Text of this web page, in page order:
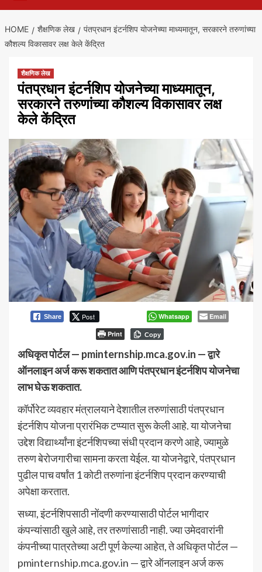
HOME शैक्षणिक लेख
पंतप्रधान इंटर्नशिप योजनेच्या माध्यमातून, सरकारने तरुणांच्या
कौशल्य विकासावर लक्ष केले केंद्रित
शैक्षणिक लेख
पंतप्रधान इंटर्नशिप योजनेच्या माध्यमातून,
सरकारने तरुणांच्या कौशल्य विकासावर लक्ष
केले केंद्रित
Share Post Whatsapp
Email
Print
Copy
अधिकृत पोर्टल — pminternship.mca.gov.in — द्वारे
ऑनलाइन अर्ज करू शकतात आणि पंतप्रधान इंटर्नशिप योजनेचा
लाभ घेऊ शकतात.
कॉर्पोरेट व्यवहार मंत्रालयाने देशातील तरुणांसाठी पंतप्रधान
इंटर्नशिप योजना प्रारंभिक टप्प्यात सुरू केली आहे. या योजनेचा
उद्देश विद्यार्थ्यांना इंटर्नशिपच्या संधी प्रदान करणे आहे, ज्यामुळे
तरुण बेरोजगारीचा सामना करता येईल. या योजनेद्वारे, पंतप्रधान
पुढील पाच वर्षांत 1 कोटी तरुणांना इंटर्नशिप प्रदान करण्याची
अपेक्षा करतात.
सध्या, इंटर्नशिपसाठी नोंदणी करण्यासाठी पोर्टल भागीदार
कंपन्यांसाठी खुले आहे, तर तरुणांसाठी नाही. ज्या उमेदवारांनी
कंपनीच्या पात्रतेच्या अटी पूर्ण केल्या आहेत, ते अधिकृत पोर्टल —
pminternship.mca.gov.in — द्वारे ऑनलाइन अर्ज करू